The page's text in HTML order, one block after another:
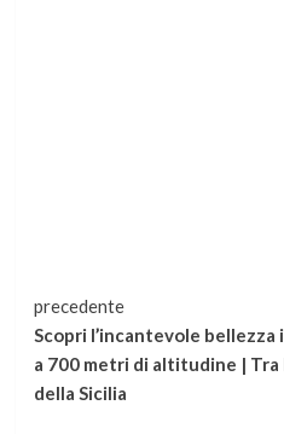
Continua
a
leggere
precedente
Scopri l’incantevole
a 700 metri di altitudine |
della Sicilia